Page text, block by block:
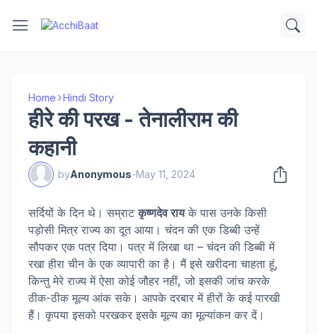
Home Hindi Story
हीरे की परख - तेनालीराम की
कहानी
byAnonymous-May 11, 2024
सर्दियों के दिन थे। सम्राटकृष्णदेव रायके पास उनके किसी
पड़ोसी मित्र राज्य का दूत आया। चंदन की एक डिब्बी उन्हें
सौपकर एक पत्र दिया। पत्र में लिखा था – चंदन की डिब्बी में
रखा हीरा चीन के एक व्यापारी का है। मैं इसे खरीदना चाहता हूं,
किन्तु मेरे राज्य में ऐसा कोई जौहर नहीं, जो इसकी जांच करके
ठीक-ठीक मूल्य आंक सके। आपके दरबार में हीरों के कई पारखी
हैं। कृपया इसको परखकर इसके मूल्य का मूल्यांकन कर दें।